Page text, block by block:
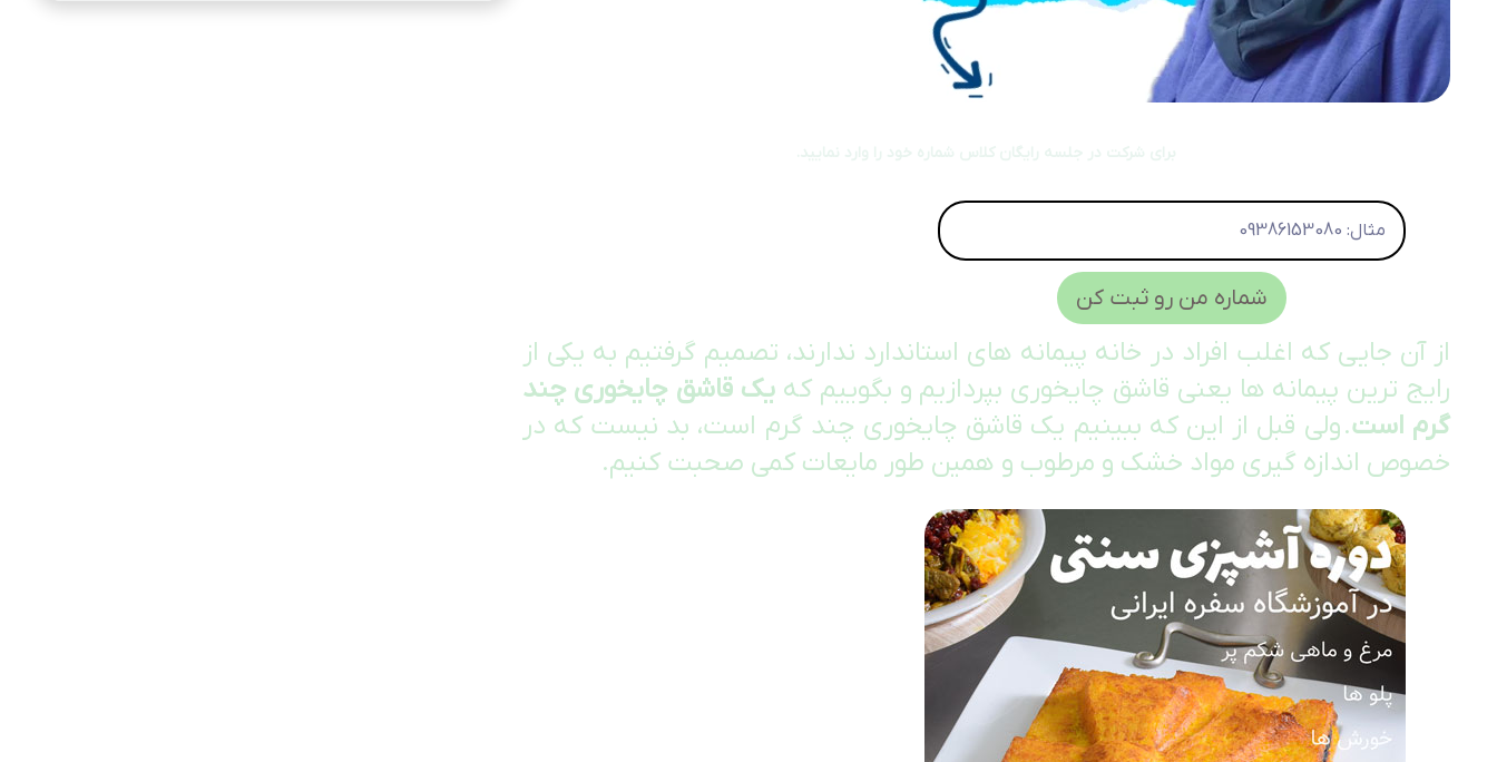
شماره من رو ثبت کن
از آن جایی که اغلب افراد در خانه پیمانه های استاندارد ندارند، تصمیم گرفتیم به یکی از
رایج ترین پیمانه ها یعنی قاشق چایخوری بپردازیم و بگوییم که یک قاشق چایخوری چند
گرم است. ولی قبل از این که ببینیم یک قاشق چایخوری چند گرم است، بد نیست که در
خصوص اندازه گیری مواد خشک و مرطوب و همین طور مایعات کمی صحبت کنیم.